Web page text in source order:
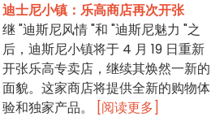
迪士尼小镇：乐高商店再次开张
继 "迪斯尼风情 "和 "迪斯尼魅力 "之
后，迪斯尼小镇将于 4 月 19 日重新
开张乐高专卖店，继续其焕然一新的
面貌。这家商店将提供全新的购物体
验和独家产品。
[阅读更多]